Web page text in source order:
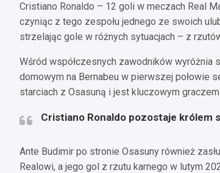
Cristiano Ronaldo – 12 goli w meczach Real
czyniąc z tego zespołu jednego ze swoich
strzelając gole w różnych sytuacjach – z
Wśród współczesnych zawodników wyróżnia
domowym na Bernabeu w pierwszej połowie
starciach z Osasuną i jest kluczowym
Cristiano Ronaldo pozostaje królem
Ante Budimir po stronie Osasuny również
Realowi, a jego gol z rzutu karnego w lutym